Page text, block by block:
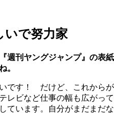
いで努力家
刊ヤングジャンプ』の表紙
。
です！ だけど、これからが
レビなど仕事の幅も広がって
ています。自分がまだまだな